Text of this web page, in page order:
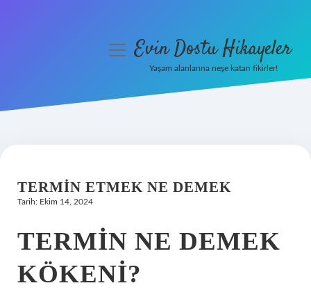
Hakkımızda
menüyüEvin Dostu Hikayeler
Yaşam alanlarına neşe katan fikirler!
TERMIN ETMEK NE DEMEK
Tarih: Ekim 14, 2024
TERMIN NE DEMEK
KÖKENI?